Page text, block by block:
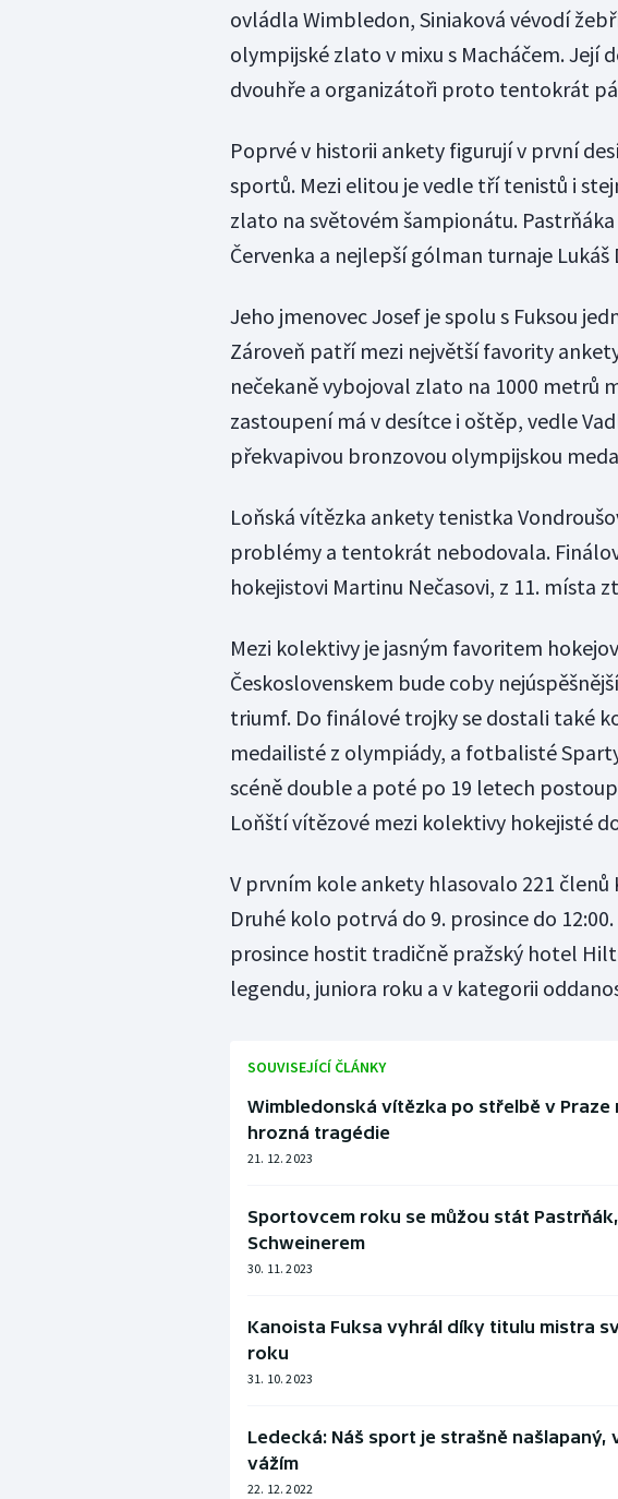
ovládla Wimbledon, Siniaková vévodí
olympijské zlato v mixu s Macháčem. Její
dvouhře a organizátoři proto tentokrát
Poprvé v historii ankety figurují v první
sportů. Mezi elitou je vedle tří tenistů i
zlato na světovém šampionátu.
Červenka a nejlepší gólman turnaje Lukáš
Jeho jmenovec Josef je spolu s Fuksou
Zároveň patří mezi největší favority
nečekaně vybojoval zlato na 1000 metrů
zastoupení má v desítce i oštěp, vedle
překvapivou bronzovou olympijskou
Loňská vítězka ankety tenistka
problémy a tentokrát nebodovala.
hokejistovi Martinu Nečasovi, z 11. místa
Mezi kolektivy je jasným favoritem
Československem bude coby
triumf. Do finálové trojky se dostali také
medailisté z olympiády, a fotbalisté
scéně double a poté po 19 letech
Loňští vítězové mezi kolektivy hokejisté
V prvním kole ankety hlasovalo 221
Druhé kolo potrvá do 9. prosince do
prosince hostit tradičně pražský hotel
legendu, juniora roku a v kategorii
SOUVISEJÍCÍ ČLÁNKY
Wimbledonská vítězka po střelbě v Praze
hrozná tragédie
21. 12. 2023
Sportovcem roku se můžou stát
Schweinerem
30. 11. 2023
Kanoista Fuksa vyhrál díky titulu mistra
roku
31. 10. 2023
Ledecká: Náš sport je strašně
vážím
22. 12. 2022